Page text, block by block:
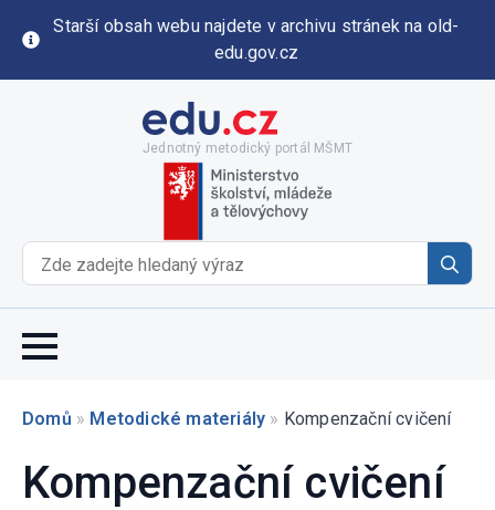
Starší obsah webu najdete v archivu stránek na old-
edu.gov.cz
Jednotný metodický portál MŠMT
for:
Domů » Metodické materiály » Kompenzační cvičení
Kompenzační cvičení